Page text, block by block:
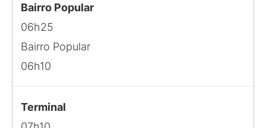
Bairro Popular
06h25
Bairro Popular
06h10
Terminal